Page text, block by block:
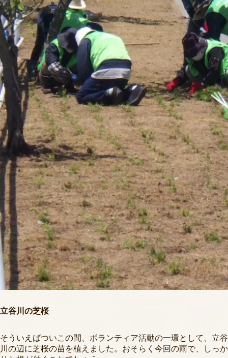
立谷川の芝桜
そういえばついこの間、ボランティア活動の一環として、立谷
川の辺に芝桜の苗を植えました。おそらく今回の雨で、しっか